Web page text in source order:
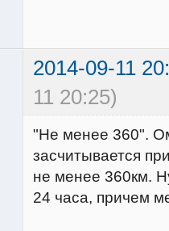
2014-09-11
11 20:25)
"Не менее 360".
засчитывается
не менее 360км.
24 часа, причем